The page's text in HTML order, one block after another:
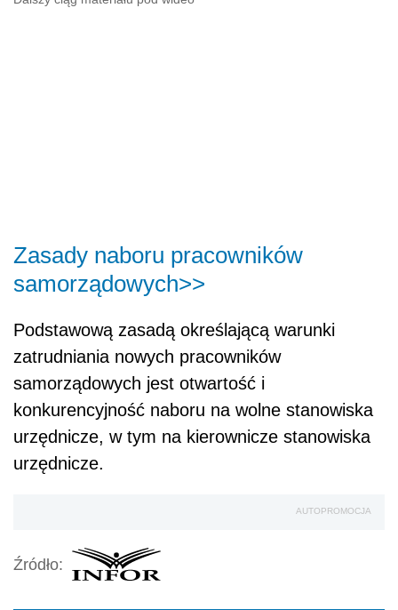
Zasady naboru pracowników
samorządowych>>
Podstawową zasadą określającą warunki
zatrudniania nowych pracowników
samorządowych jest otwartość i
konkurencyjność naboru na wolne stanowiska
urzędnicze, w tym na kierownicze stanowiska
urzędnicze.
AUTOPROMOCJA
Źródło: